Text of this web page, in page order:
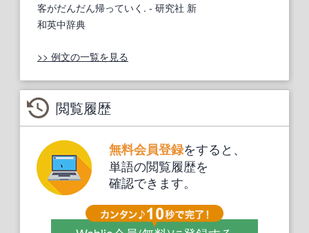
客がだんだん帰っていく. - 研究社 新
和英中辞典
>> 例文の一覧を見る
閲覧履歴
無料会員登録をすると、
単語の閲覧履歴を
確認できます。